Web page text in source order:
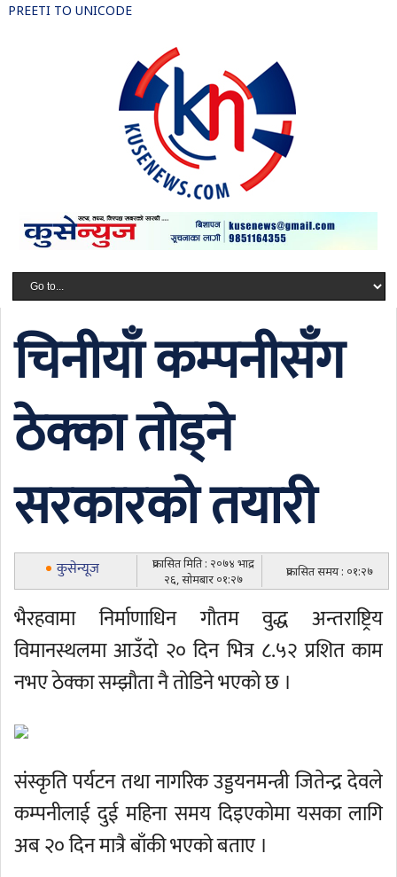
PREETI TO UNICODE
चिनीयाँ कम्पनीसँग
ठेक्का तोड्ने
सरकारको तयारी
कुसेन्यूज
प्रकासित मिति : २०७४ भाद्र
२६, सोमबार ०१:२७
प्रकासित समय : ०१:२७
भैरहवामा निर्माणाधिन गौतम वुद्ध अन्तराष्ट्रिय
विमानस्थलमा आउँदो २० दिन भित्र ८.५२ प्रशित काम
नभए ठेक्का सम्झौता नै तोडिने भएको छ ।
संस्कृति पर्यटन तथा नागरिक उड्डयनमन्त्री जितेन्द्र देवले
कम्पनीलाई दुई महिना समय दिइएकोमा यसका लागि
अब २० दिन मात्रै बाँकी भएको बताए ।